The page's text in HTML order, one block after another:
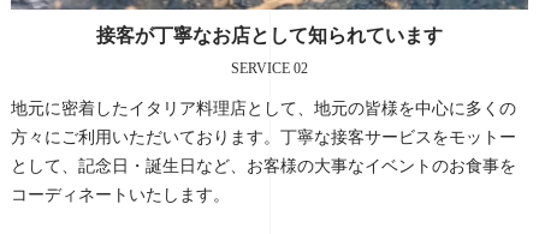
接客が丁寧なお店として知られています
SERVICE 02
地元に密着したイタリア料理店として、地元の皆様を中心に多くの
方々にご利用いただいております。丁寧な接客サービスをモットー
として、記念日・誕生日など、お客様の大事なイベントのお食事を
コーディネートいたします。